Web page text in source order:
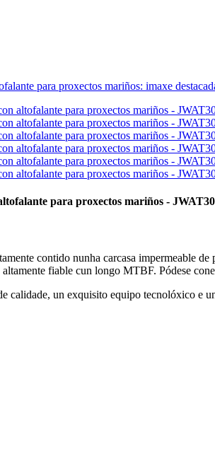
para proxectos mariños -
contido nunha carcasa impermeable
fiable cun longo MTBF. Pódese
un exquisito equipo tecnolóxico e